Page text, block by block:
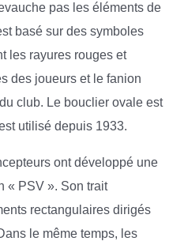
pas les éléments de
basé sur des symboles
les rayures rouges et
des joueurs et le fanion
club. Le bouclier ovale est
utilisé depuis 1933.
ont développé une
« PSV ». Son trait
rectangulaires dirigés
le même temps, les